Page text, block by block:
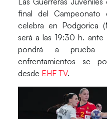
final del Campeonato
celebra en Podgorica
será a las 19:30 h. ante
pondrá a prueba
enfrentamientos se
desde EHF TV.